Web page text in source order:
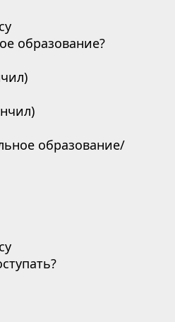
образование?
образование/